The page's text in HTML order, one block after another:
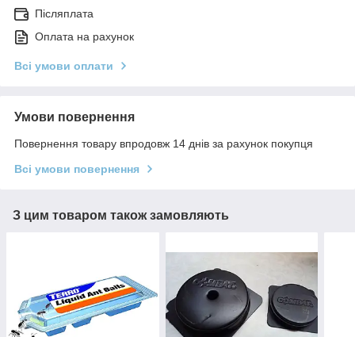
Післяплата
Оплата на рахунок
Всі умови оплати
Умови повернення
Повернення товару впродовж 14 днів за рахунок покупця
Всі умови повернення
З цим товаром також замовляють